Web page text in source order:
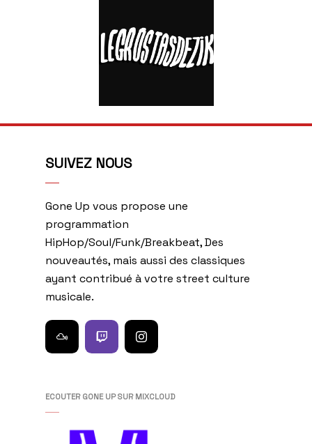
SUIVEZ NOUS
Gone Up vous propose une
programmation
HipHop/Soul/Funk/Breakbeat, Des
nouveautés, mais aussi des classiques
ayant contribué à votre street culture
musicale.
ECOUTER GONE UP SUR MIXCLOUD